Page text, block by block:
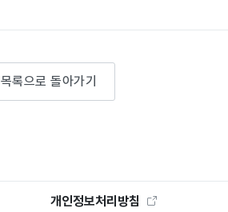
목록으로 돌아가기
개인정보처리방침